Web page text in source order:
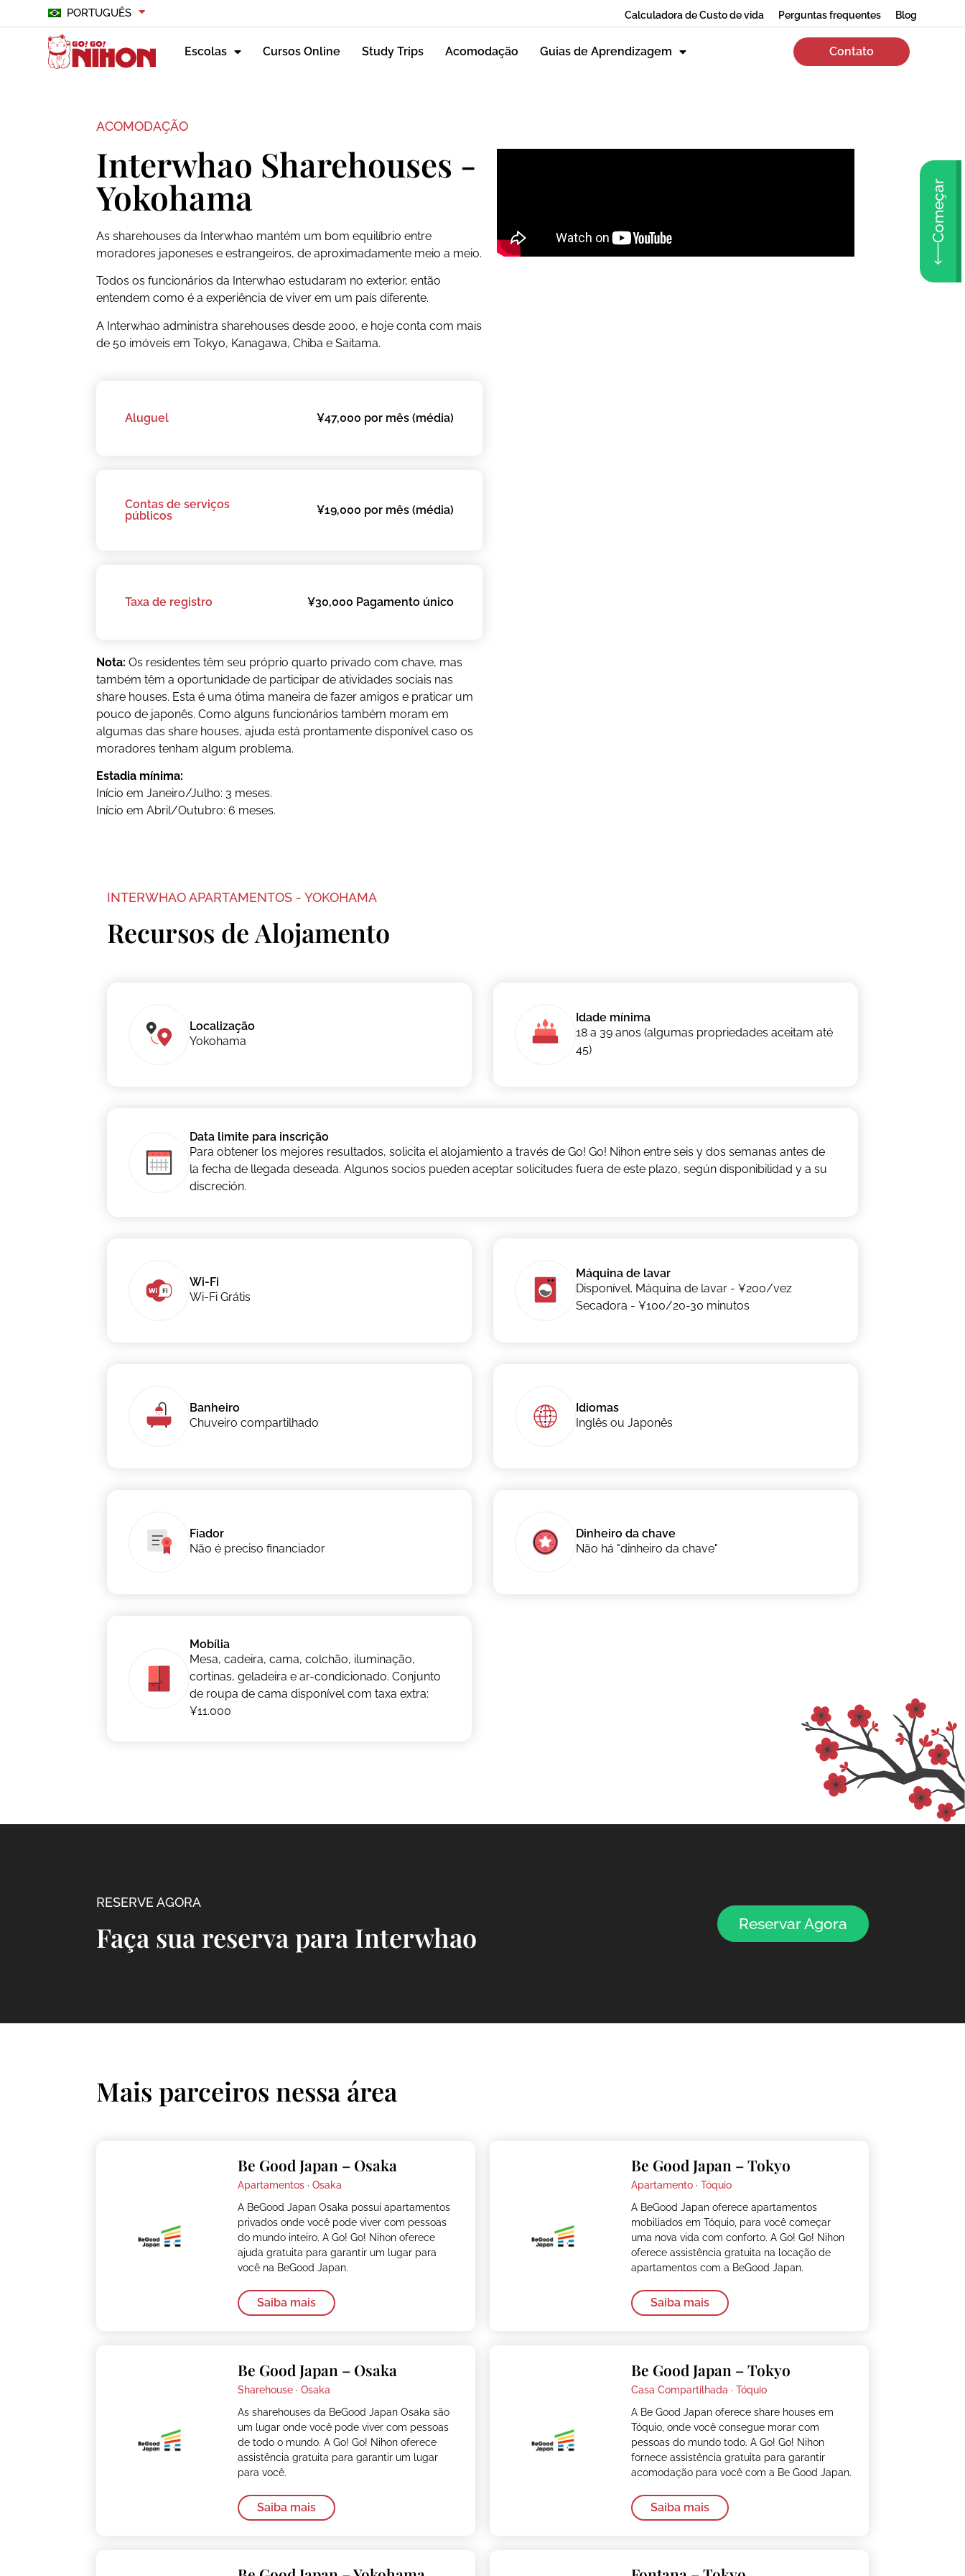
PORTUGUÊS Calculadora de Custo de vida Perguntas frequentes Blog
Escolas Cursos Online Study Trips Acomodação Guias de Aprendizagem Contato
Começar
ACOMODAÇÃO
Interwhao Sharehouses -
Yokohama
As sharehouses da Interwhao mantém um bom equilíbrio entre
moradores japoneses e estrangeiros, de aproximadamente meio a meio.
Todos os funcionários da Interwhao estudaram no exterior, então
entendem como é a experiência de viver em um país diferente.
A Interwhao administra sharehouses desde 2000, e hoje conta com mais
de 50 imóveis em Tokyo, Kanagawa, Chiba e Saitama.
Aluguel ¥47,000 por mês (média)
Contas de serviços
públicos
¥19,000 por mês (média)
Taxa de registro ¥30,000 Pagamento único
Nota: Os residentes têm seu próprio quarto privado com chave, mas
também têm a oportunidade de participar de atividades sociais nas
share houses. Esta é uma ótima maneira de fazer amigos e praticar um
pouco de japonês. Como alguns funcionários também moram em
algumas das share houses, ajuda está prontamente disponível caso os
moradores tenham algum problema.
Estadia mínima:
Início em Janeiro/Julho: 3 meses.
Início em Abril/Outubro: 6 meses.
INTERWHAO APARTAMENTOS - YOKOHAMA
Recursos de Alojamento
Localização
Yokohama
Idade mínima
18 a 39 anos (algumas propriedades aceitam até
45)
Data limite para inscrição
Para obtener los mejores resultados, solicita el alojamiento a través de Go! Go! Nihon entre seis y dos semanas antes de
la fecha de llegada deseada. Algunos socios pueden aceptar solicitudes fuera de este plazo, según disponibilidad y a su
discreción.
Wi-Fi
Wi-Fi Grátis
Máquina de lavar
Disponível. Máquina de lavar - ¥200/vez
Secadora - ¥100/20-30 minutos
Banheiro
Chuveiro compartilhado
Idiomas
Inglês ou Japonês
Fiador
Não é preciso financiador
Dinheiro da chave
Não há "dinheiro da chave"
Mobília
Mesa, cadeira, cama, colchão, iluminação,
cortinas, geladeira e ar-condicionado. Conjunto
de roupa de cama disponível com taxa extra:
¥11.000
RESERVE AGORA
Faça sua reserva para Interwhao Reservar Agora
Mais parceiros nessa área
Be Good Japan – Osaka
Apartamentos · Osaka
A BeGood Japan Osaka possui apartamentos
privados onde você pode viver com pessoas
do mundo inteiro. A Go! Go! Nihon oferece
ajuda gratuita para garantir um lugar para
você na BeGood Japan.
Saiba mais
Be Good Japan – Tokyo
Apartamento · Tóquio
A BeGood Japan oferece apartamentos
mobiliados em Tóquio, para você começar
uma nova vida com conforto. A Go! Go! Nihon
oferece assistência gratuita na locação de
apartamentos com a BeGood Japan.
Saiba mais
Be Good Japan – Osaka
Sharehouse · Osaka
As sharehouses da BeGood Japan Osaka são
um lugar onde você pode viver com pessoas
de todo o mundo. A Go! Go! Nihon oferece
assistência gratuita para garantir um lugar
para você.
Saiba mais
Be Good Japan – Tokyo
Casa Compartilhada · Tóquio
A Be Good Japan oferece share houses em
Tóquio, onde você consegue morar com
pessoas do mundo todo. A Go! Go! Nihon
fornece assistência gratuita para garantir
acomodação para você com a Be Good Japan.
Saiba mais